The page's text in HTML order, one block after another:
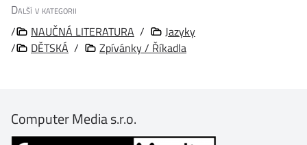
Další v kategorii
/
NAUČNÁ LITERATURA /
Jazyky
/
DĚTSKÁ / Zpívánky / Říkadla
Computer Media s.r.o.